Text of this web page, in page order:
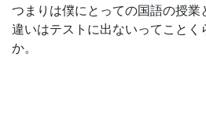
つまりは僕にとっての国語の授業
違いはテストに出ないってことく
か。